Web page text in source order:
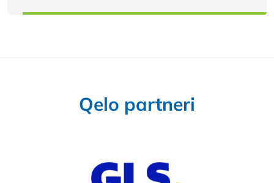
Qelo partneri